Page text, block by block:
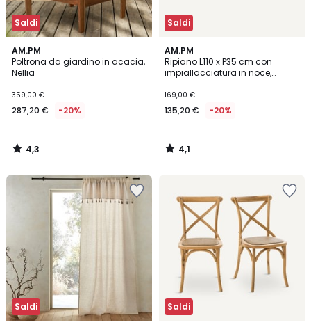
Saldi
AM.PM
Poltrona da giardino in acacia,
Nellia
359,00 €
287,20 € -20%
4,3
/ 5
4,3
/
Saldi
AM.PM
Ripiano L110 x P35 cm con
impiallacciatura in noce,
169,00 €
135,20 € -20%
4,1
/ 5
4,1
/
Saldi Saldi